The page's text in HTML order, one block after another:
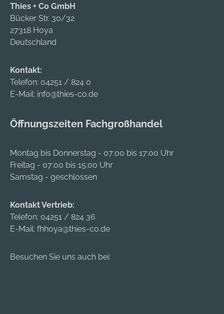
Thies + Co GmbH
Bücker Str. 30/32
27318 Hoya
Deutschland
Kontakt:
Telefon: 04251 / 824 0
E-Mail: info@thies-co.de
Öffnungszeiten Fachgroßhandel
Montag bis Donnerstag - 07:00 bis 17:00 Uhr
Freitag - 07:00 bis 15:00 Uhr
Samstag - geschlossen
Kontakt Vertrieb:
Telefon: 04251 / 824 36
E-Mail: fhhoya@thies-co.de
Besuchen Sie uns auch bei: